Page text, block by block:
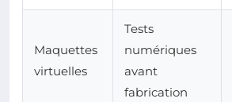
Maquettes
virtuelles
Tests
numériques
avant
fabrication